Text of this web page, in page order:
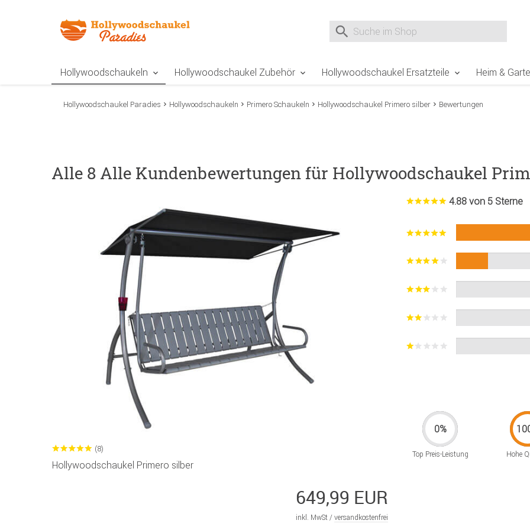
Suche nach
Hollywoodschaukeln Hollywoodschaukel Zubehör Hollywoodschaukel Ersatzteile Heim &
Hollywoodschaukel Paradies Hollywoodschaukeln Primero Schaukeln Hollywoodschaukel Primero silber Bewertungen
Alle 8 Alle Kundenbewertungen für Hollywoodschaukel
(8)
Hollywoodschaukel Primero silber
649,99 EUR
inkl. MwSt / versandkostenfrei
4.88 von 5 Sterne
Top Preis-Leistung Hohe